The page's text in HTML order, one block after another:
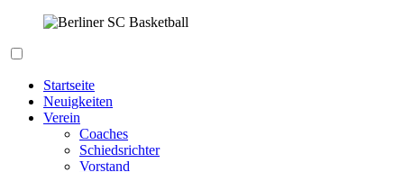
springen
Startseite
Neuigkeiten
Verein
Coaches
Schiedsrichter
Vorstand